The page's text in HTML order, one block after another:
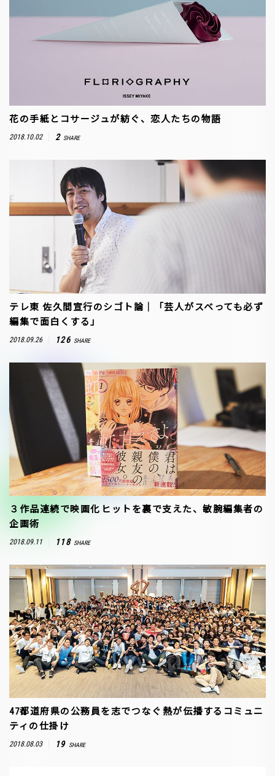
花の手紙とコサージュが紡ぐ、恋人たちの物語
2018.10.02 2 SHARE
テレ東 佐久間宣行のシゴト論｜「芸人がスベっても必ず
編集で面白くする」
2018.09.26 126 SHARE
３作品連続で映画化――ヒットを裏で支えた、敏腕編集者の
企画術
2018.09.11 118 SHARE
47都道府県の公務員を志でつなぐ――熱が伝播するコミュニ
ティの仕掛け
2018.08.03 19 SHARE